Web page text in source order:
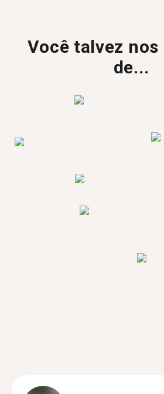
Você talvez nos
de...